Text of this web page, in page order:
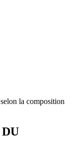
la composition